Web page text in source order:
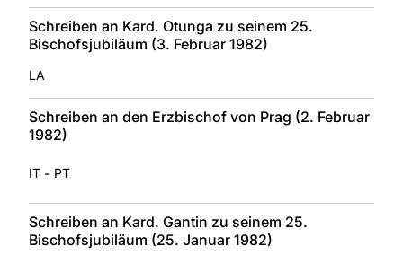
Schreiben an Kard. Otunga zu seinem 25.
Bischofsjubiläum (3. Februar 1982)
LA
Schreiben an den Erzbischof von Prag (2. Februar
1982)
IT - PT
Schreiben an Kard. Gantin zu seinem 25.
Bischofsjubiläum (25. Januar 1982)